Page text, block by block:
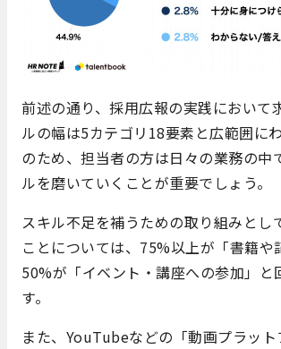
前述の通り、採用広報の実践において
ルの幅は5カテゴリ18要素と広範囲に
のため、担当者の方は日々の業務の中
ルを磨いていくことが重要でしょう。
スキル不足を補うための取り組みとし
ことについては、75%以上が「書籍や
50%が「イベント・講座への参加」と
す。
また、YouTubeなどの「動画プラット